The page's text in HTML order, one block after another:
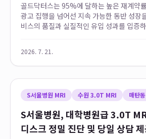
골드닥터스는 95%에 달하는 높은 재계약
광고 집행을 넘어선 지속 가능한 동반 성장
비스의 품질과 실질적인 유입 성과를 입증
2026. 7. 21.
S서울병원 MRI 수원 3.0T MRI 매탄
S서울병원, 대학병원급 3.0T
디스크 정밀 진단 및 당일 상담